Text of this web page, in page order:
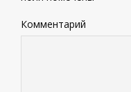
Комментарий